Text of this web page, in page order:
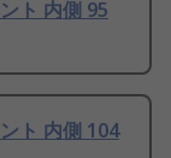
ト 内側 95
ト 内側 104